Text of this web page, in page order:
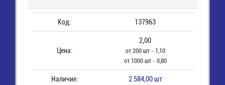
Код: 137963
Цена:
2,00
от 200 шт - 1,10
от 1000 шт - 0,80
Наличие: 2 584,00 шт